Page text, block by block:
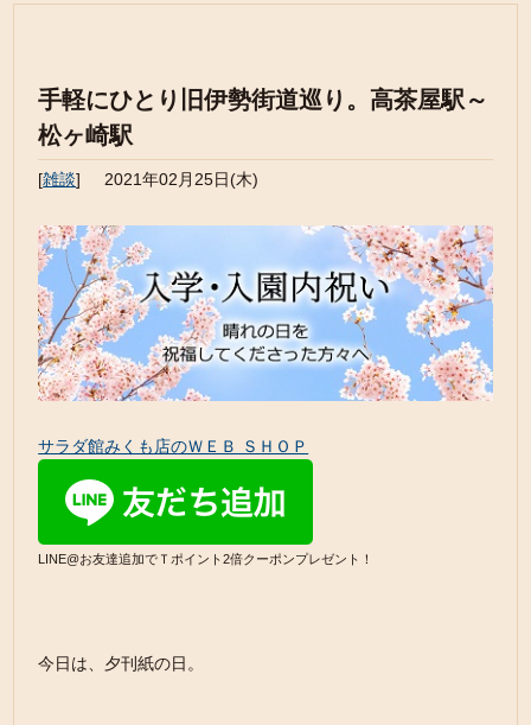
手軽にひとり旧伊勢街道巡り。高茶屋駅～
松ヶ崎駅
[雑談] 2021年02月25日(木)
サラダ館みくも店のＷＥＢ ＳＨＯＰ
LINE@お友達追加でＴポイント2倍クーポンプレゼント！
今日は、夕刊紙の日。